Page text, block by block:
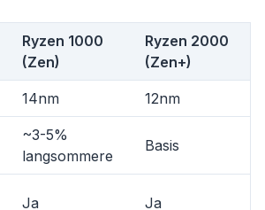
Ryzen 1000
(Zen)
Ryzen 2000
(Zen+)
14nm 12nm
~3-5%
langsommere
Basis
Ja Ja